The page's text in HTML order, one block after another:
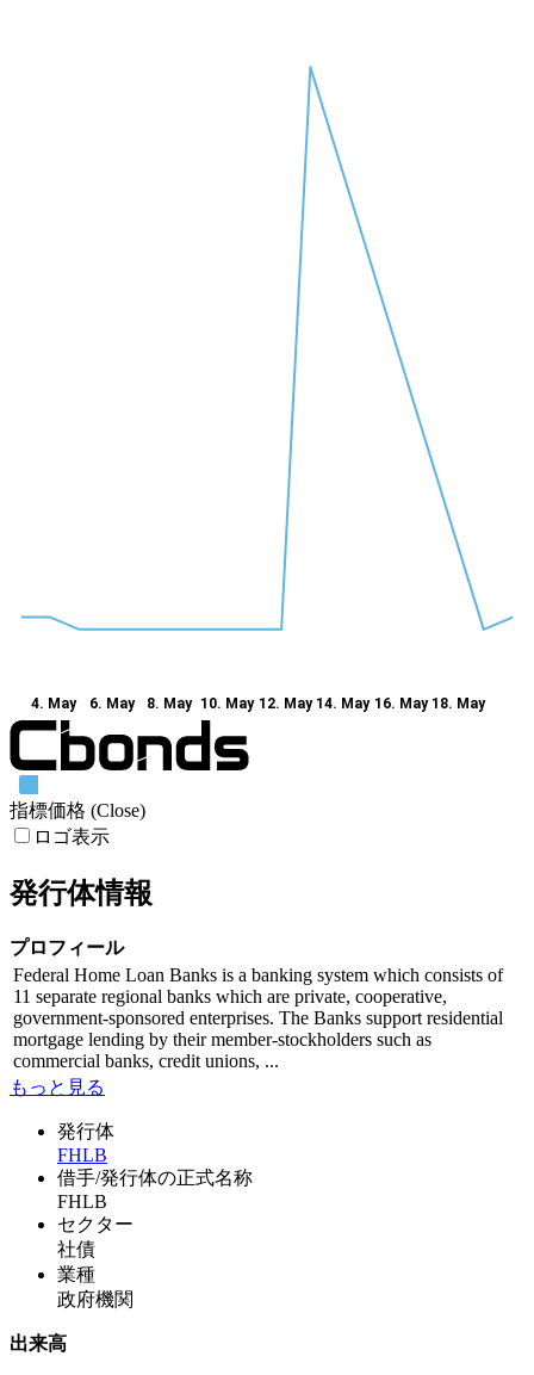
4. May 6. May 8. May 10. May 12. May 14. May 16. May 18. May
指標価格 (Close)
ロゴ表示
発行体情報
プロフィール
Federal Home Loan Banks is a banking system which consists of
11 separate regional banks which are private, cooperative,
government-sponsored enterprises. The Banks support residential
mortgage lending by their member-stockholders such as
commercial banks, credit unions, ...
もっと見る
発行体
FHLB
借手/発行体の正式名称
FHLB
セクター
社債
業種
政府機関
出来高